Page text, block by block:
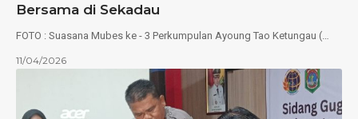
Bersama di Sekadau
FOTO : Suasana Mubes ke - 3 Perkumpulan Ayoung Tao Ketungau (…
11/04/2026